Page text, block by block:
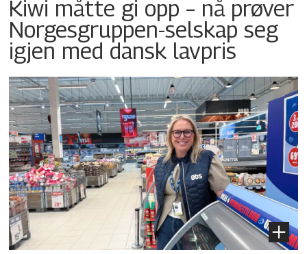
Kiwi måtte gi opp – nå prøver
Norgesgruppen-selskap seg
igjen med dansk lavpris